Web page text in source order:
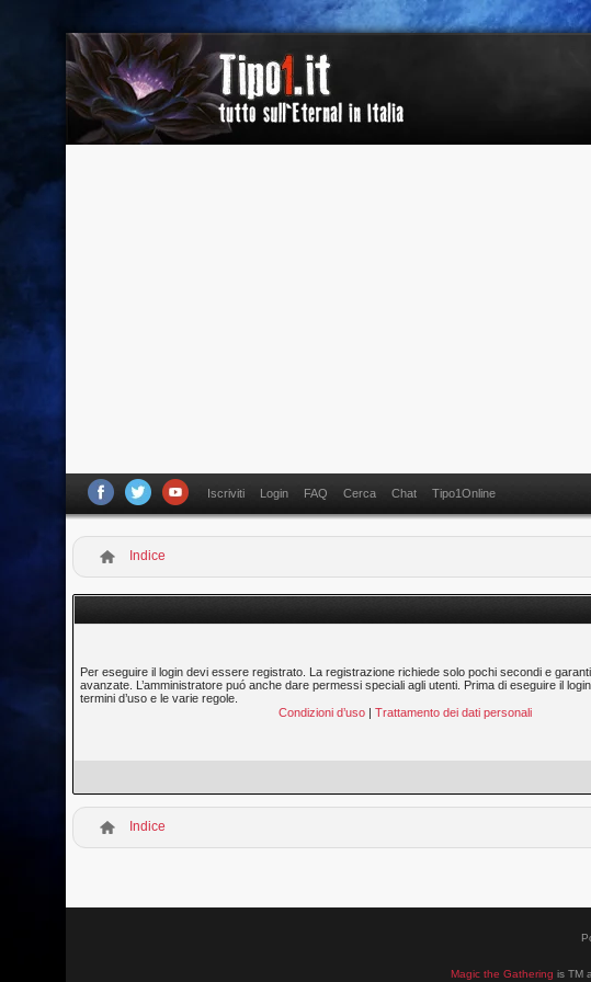
Iscriviti Login FAQ Cerca Chat Tipo1Online
Indice
Per eseguire il login devi essere registrato. La registrazione richiede solo pochi secondi e
avanzate. L’amministratore puó anche dare permessi speciali agli utenti. Prima di eseguire il
termini d’uso e le varie regole.
Condizioni d’uso |Trattamento dei dati personali
Indice
Magic the Gathering is TM